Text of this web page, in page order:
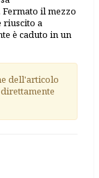
il mezzo
riuscito a
è caduto in un
dell'articolo